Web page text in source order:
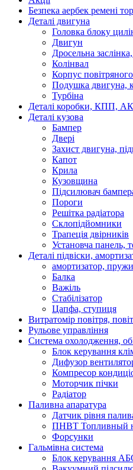
Безпека аербек ремені
Деталі двигуна
Головка блоку
Двигун
Дросельна
Колінвал
Корпус
Подушка двигуна,
Турбіна
Деталі коробки, КПП,
Деталі кузова
Бампер
Двері
Захист двигуна,
Капот
Крила
Кузовщина
Підсилювач
Пороги
Решітка радіатора
Склопідйомники
Трапеція двірників
Установча панель,
Деталі підвіски,
амортизатор,
Балка
Важіль
Стабілізатор
Цапфа, ступиця
Витратомір повітря,
Рульове управління
Система охолодження,
Блок керування
Дифузор
Компресор
Моторчик пічки
Радіатор
Паливна апаратура
Датчик рівня
ПНВТ Топливный
Форсунки
Гальмівна система
Блок керування